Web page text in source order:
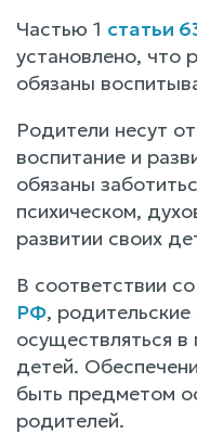
Частью 1 статьи
установлено, что
обязаны
Родители несут
воспитание и
обязаны
психическом,
развитии своих
В соответствии со
РФ, родительские
осуществляться
детей.
быть предметом
родителей.